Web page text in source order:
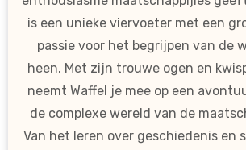
is een unieke viervoeter met een
passie voor het begrijpen van de
heen. Met zijn trouwe ogen en
neemt Waffel je mee op een
de complexe wereld van de
Van het leren over geschiedenis en